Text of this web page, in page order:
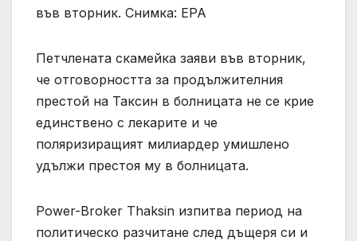
във вторник. Снимка: EPA
Петчлената скамейка заяви във вторник,
че отговорността за продължителния
престой на Таксин в болницата не се крие
единствено с лекарите и че
поляризиращият милиардер умишлено
удължи престоя му в болницата.
Power-Broker Thaksin изпитва период на
политическо разчитане след дъщеря си и